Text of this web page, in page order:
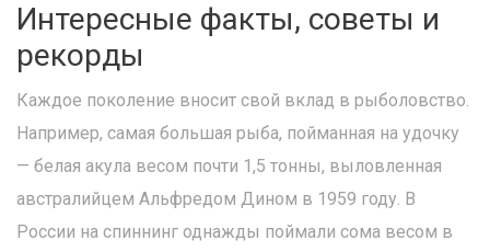
Интересные факты, советы и
рекорды
Каждое поколение вносит свой вклад в рыболовство.
Например, самая большая рыба, пойманная на удочку
— белая акула весом почти 1,5 тонны, выловленная
австралийцем Альфредом Дином в 1959 году. В
России на спиннинг однажды поймали сома весом в